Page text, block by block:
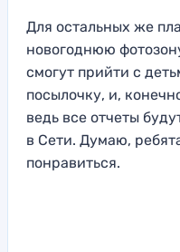
Для остальных же
новогоднюю
смогут прийти с
посылочку, и,
ведь все отчеты
в Сети. Думаю,
понравиться.